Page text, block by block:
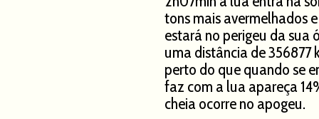
tons mais avermelhados
estará no perigeu da sua
uma distância de 356877
perto do que quando se
faz com a lua apareça
cheia ocorre no apogeu.